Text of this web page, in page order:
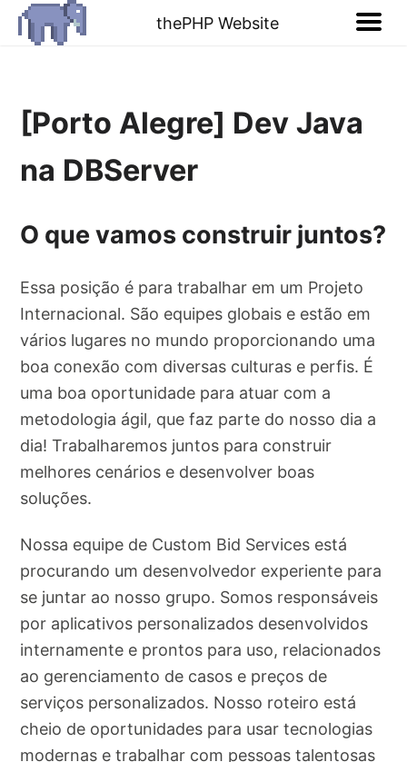
thePHP Website
[Porto Alegre] Dev Java
na DBServer
O que vamos construir juntos?
Essa posição é para trabalhar em um Projeto
Internacional. São equipes globais e estão em
vários lugares no mundo proporcionando uma
boa conexão com diversas culturas e perfis. É
uma boa oportunidade para atuar com a
metodologia ágil, que faz parte do nosso dia a
dia! Trabalharemos juntos para construir
melhores cenários e desenvolver boas
soluções.
Nossa equipe de Custom Bid Services está
procurando um desenvolvedor experiente para
se juntar ao nosso grupo. Somos responsáveis​​
por aplicativos personalizados desenvolvidos
internamente e prontos para uso, relacionados
ao gerenciamento de casos e preços de
serviços personalizados. Nosso roteiro está
cheio de oportunidades para usar tecnologias
modernas e trabalhar com pessoas talentosas